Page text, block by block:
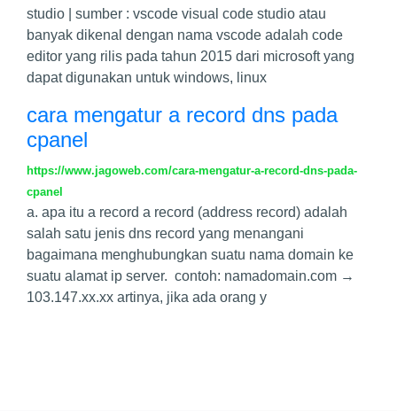
studio | sumber : vscode visual code studio atau
banyak dikenal dengan nama vscode adalah code
editor yang rilis pada tahun 2015 dari microsoft yang
dapat digunakan untuk windows, linux
cara mengatur a record dns pada
cpanel
https://www.jagoweb.com/cara-mengatur-a-record-dns-pada-
cpanel
a. apa itu a record a record (address record) adalah
salah satu jenis dns record yang menangani
bagaimana menghubungkan suatu nama domain ke
suatu alamat ip server. contoh: namadomain.com →
103.147.xx.xx artinya, jika ada orang y